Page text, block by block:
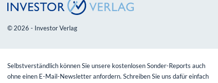
© 2026 - Investor Verlag
Selbstverständlich können Sie unsere kostenlosen Sonder-Reports auch
ohne einen E-Mail-Newsletter anfordern. Schreiben Sie uns dafür einfach